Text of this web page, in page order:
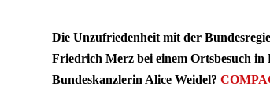
Die Unzufriedenheit mit der
Friedrich Merz bei einem Ortsbesuch
Bundeskanzlerin Alice Weidel?